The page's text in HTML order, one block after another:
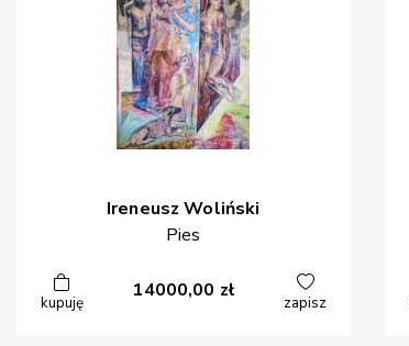
Ireneusz Woliński
Pies
kupuję
14000,00 zł
zapisz